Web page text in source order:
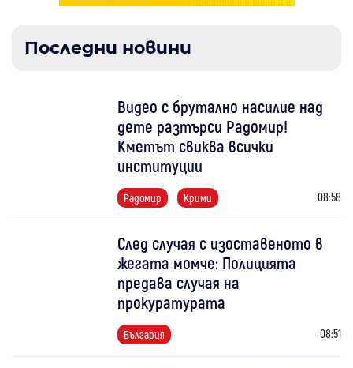
Последни новини
Видео с брутално насилие над
дете разтърси Радомир!
Кметът свиква всички
институции
Радомир Крими 08:58
След случая с изоставеното в
жегата момче: Полицията
предава случая на
прокуратурата
България 08:51